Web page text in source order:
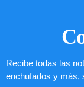
EE.UU.
Recibe todas las
enchufados y más,